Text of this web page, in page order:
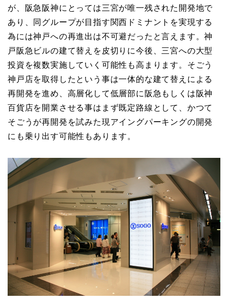
が、阪急阪神にとっては三宮が唯一残された開発地で
あり、同グループが目指す関西ドミナントを実現する
為には神戸への再進出は不可避だったと言えます。神
戸阪急ビルの建て替えを皮切りに今後、三宮への大型
投資を複数実施していく可能性も高まります。そごう
神戸店を取得したという事は一体的な建て替えによる
再開発を進め、高層化して低層部に阪急もしくは阪神
百貨店を開業させる事はまず既定路線として、かつて
そごうが再開発を試みた現アイングパーキングの開発
にも乗り出す可能性もあります。